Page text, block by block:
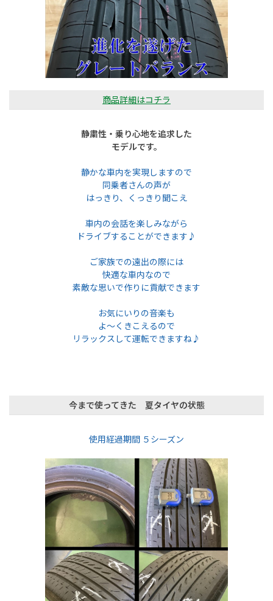
商品詳細はコチラ
静粛性・乗り心地を追求した
モデルです。
静かな車内を実現しますので
同乗者さんの声が
はっきり、くっきり聞こえ
車内の会話を楽しみながら
ドライブすることができます♪
ご家族での遠出の際には
快適な車内なので
素敵な思いで作りに貢献できます
お気にいりの音楽も
よ～くきこえるので
リラックスして運転できますね♪
今まで使ってきた 夏タイヤの状態
使用経過期間 ５ シーズン